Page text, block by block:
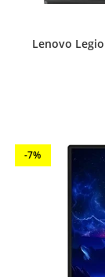
Lenovo
-7%